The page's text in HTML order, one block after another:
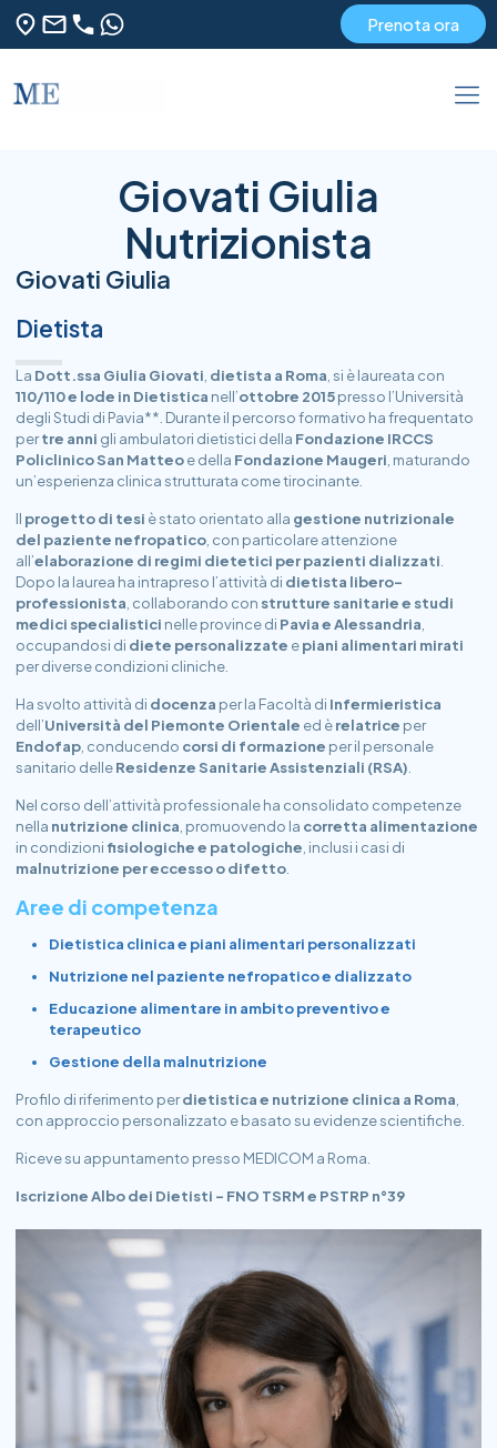
Prenota ora
Giovati Giulia
Nutrizionista
Giovati Giulia
Dietista
La Dott.ssa Giulia Giovati dietista a Roma , si è laureata con
110/110 e lode in Dietistica nell’ottobre 2015presso l’Università
degli Studi di Pavia**. Durante il percorso formativo ha frequentato
pertre anni gli ambulatori dietistici della Fondazione IRCCS
Policlinico San Matteoe della Fondazione Maugeri , maturando
un’esperienza clinica strutturata come tirocinante.
Il progetto di tesi è stato orientato alla gestione nutrizionale
del paziente nefropatico , con particolare attenzione
all’elaborazione di regimi dietetici per pazienti dializzati
Dopo la laurea ha intrapreso l’attività di dietista libero-
professionista , collaborando con strutture sanitarie e studi
medici specialistici nelle province di Pavia e Alessandria
occupandosi di diete personalizzate epiani alimentari mirati
per diverse condizioni cliniche.
Ha svolto attività di docenza per la Facoltà di Infermieristica
dell’Università del Piemonte Orientale ed èrelatrice per
Endofap , conducendo corsi di formazione per il personale
sanitario delleResidenze Sanitarie Assistenziali (RSA)
Nel corso dell’attività professionale ha consolidato competenze
nella nutrizione clinica , promuovendo la corretta alimentazione
in condizionifisiologiche e patologiche , inclusi i casi di
malnutrizione per eccesso o difetto
Aree di competenza
Dietistica clinica e piani alimentari personalizzati
Nutrizione nel paziente nefropaticoe dializzato
Educazione alimentare in ambito preventivo e
terapeutico
Gestione della malnutrizione
Profilo di riferimento perdietistica e nutrizione clinica a Roma
con approccio personalizzato e basato su evidenze scientifiche.
Riceve su appuntamento presso MEDICOM a Roma.
Iscrizione Albo dei Dietisti – FNO TSRM e PSTRP n°39